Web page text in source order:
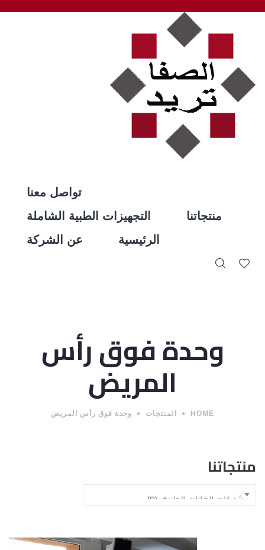
تواصل معنا
التجهيزات الطبية الشاملة
منتجاتنا
عن الشركة
الرئيسية
وحدة فوق رأس
المريض
HOME المنتجات وحدة فوق رأس المريض
منتجاتنا